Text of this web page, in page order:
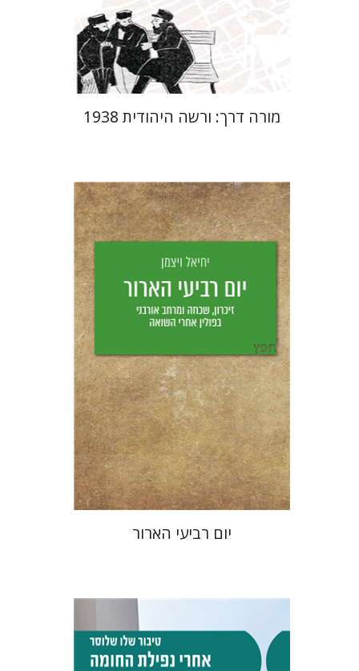
מחיר השקה
$42
$29
מורה דרך: ורשה היהודית 1938
יחיאל ויצמן
יפעת וייס
הנחת אתר ספר מודפס
$28
$25
יום רביעי הארור
טיבור שלו שלוסר